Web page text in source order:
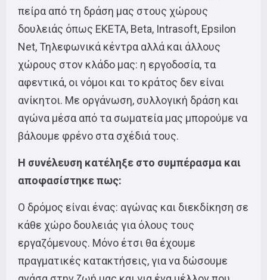
πείρα από τη δράση μας στους χώρους
δουλειάς όπως ΕΚΕΤΑ, Beta, Intrasoft, Epsilon
Net, Τηλεφωνικά κέντρα αλλά και άλλους
χώρους στον κλάδο μας: η εργοδοσία, τα
αφεντικά, οι νόμοι και το κράτος δεν είναι
ανίκητοι. Με οργάνωση, συλλογική δράση και
αγώνα μέσα από τα σωματεία μας μπορούμε να
βάλουμε φρένο στα σχέδιά τους.
Η συνέλευση κατέληξε στο συμπέρασμα και
αποφασίστηκε πως:
Ο δρόμος είναι ένας: αγώνας και διεκδίκηση σε
κάθε χώρο δουλειάς για όλους τους
εργαζόμενους. Μόνο έτσι θα έχουμε
πραγματικές κατακτήσεις, για να δώσουμε